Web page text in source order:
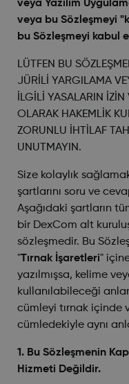
veya Yazılım
veya bu Sözleşmeyi
bu Sözleşmeyi kabul
LÜTFEN BU
JÜRİLİ YARGILAMA
İLGİLİ YASALARIN
OLARAK HAKEMLİK
ZORUNLU İHTİLAF
UNUTMAYIN.
Size kolaylık
şartlarını soru ve
Aşağıdaki şartların
bir DexCom alt
sözleşmedir. Bu
"Tırnak İşaretleri"
yazılmışsa, kelime
kullanılabileceği
cümleyi tırnak içinde
cümledekiyle aynı
1. Bu Sözleşmenin
Hizmeti Değildir.